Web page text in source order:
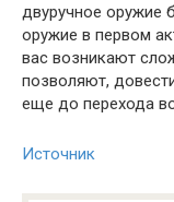
двуручное оружие
оружие в первом
вас возникают
позволяют,
еще до перехода
Источник